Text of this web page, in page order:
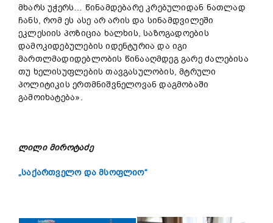
მხარს უჭერს… წინამდებარე კრებულიდან ნათლად
ჩანს, რომ ეს ასე არ არის და სინამდვილეში
ეკლესიის პოზიცია ხალხის, საზოგადოების
დამოკიდებულების იდენტურია და იგი
მართლმადიდებლობის წინააღმდეგ გარე ძალებისა
თუ ხელისუფლების თავგასულობის, მტრული
პოლიტიკის ერთმნიშვნელოვან დაგმობაში
გამოიხატება».
ლილი მიროტაძე
„საქართველო და მსოფლიო“